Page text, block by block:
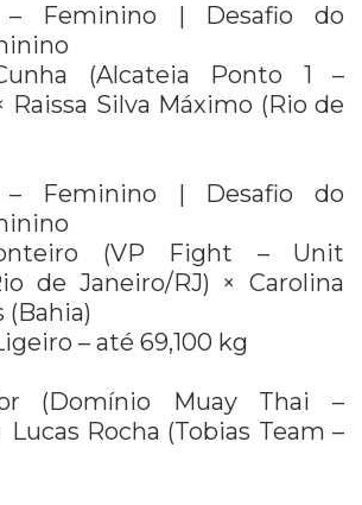
Feminino | Desafio do
(Alcateia Ponto 1 –
Raissa Silva Máximo (Rio de
Feminino | Desafio do
(VP Fight – Unit
de Janeiro/RJ) × Carolina
(Bahia)
– até 69,100 kg
(Domínio Muay Thai –
Lucas Rocha (Tobias Team –